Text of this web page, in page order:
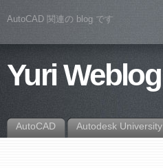
AutoCAD 関連の blog です
Yuri Weblog
AutoCAD Autodesk University